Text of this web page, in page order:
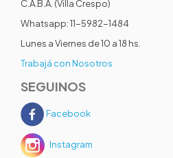
C.A.B.A. (Villa Crespo)
Whatsapp: 11-5982-1484
Lunes a Viernes de 10 a 18 hs.
Trabajá con Nosotros
SEGUINOS
Facebook
Instagram